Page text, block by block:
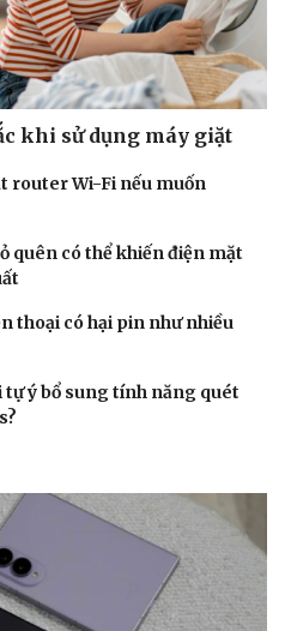
Cửa sổ tình yêu
Kể chuyện cho bé
Hạt giống tâm hồn
khi sử dụng máy giặt
router Wi-Fi nếu muốn
quên có thể khiến điện mặt
thoại có hại pin như nhiều
ý bổ sung tính năng quét